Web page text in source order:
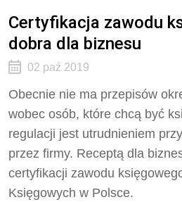
Certyfikacja zawodu
dobra dla biznesu
02 paź 2019
Obecnie nie ma przepisów
wobec osób, które chcą być
regulacji jest utrudnieniem
przez firmy. Receptą dla
certyfikacji zawodu
Księgowych w Polsce.